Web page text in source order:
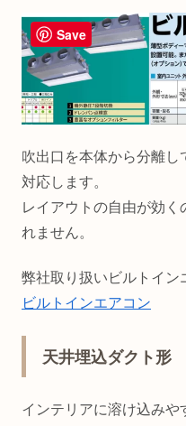
吹出口を本体から分離し
対応します。
レイアウトの自由が効く
れません。
弊社取り扱いビルトイン
ビルトインエアコン
天井埋込ダクト形
インテリアに溶け込みや
Save